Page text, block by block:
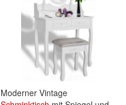
Moderner Vintage